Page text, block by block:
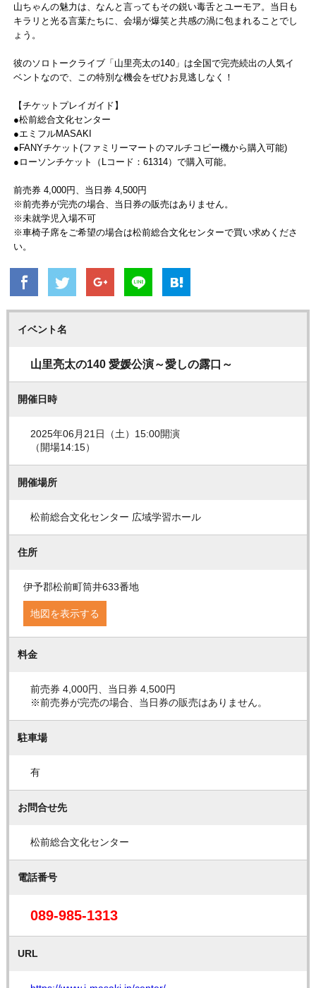
山ちゃんの魅力は、なんと言ってもその鋭い毒舌とユーモア。当日も
キラリと光る言葉たちに、会場が爆笑と共感の渦に包まれることでし
ょう。
彼のソロトークライブ「山里亮太の140」は全国で完売続出の人気イ
ベントなので、この特別な機会をぜひお見逃しなく！
【チケットプレイガイド】
●松前総合文化センター
●エミフルMASAKI
●FANYチケット(ファミリーマートのマルチコピー機から購入可能)
●ローソンチケット（Lコード：61314）で購入可能。
前売券 4,000円、当日券 4,500円
※前売券が完売の場合、当日券の販売はありません。
※未就学児入場不可
※車椅子席をご希望の場合は松前総合文化センターで買い求めくださ
い。
イベント名
山里亮太の140 愛媛公演～愛しの露口～
開催日時
2025年06月21日（土）15:00開演
（開場14:15）
開催場所
松前総合文化センター 広域学習ホール
住所
伊予郡松前町筒井633番地
地図を表示する
料金
前売券 4,000円、当日券 4,500円
※前売券が完売の場合、当日券の販売はありません。
駐車場
有
お問合せ先
松前総合文化センター
電話番号
089-985-1313
URL